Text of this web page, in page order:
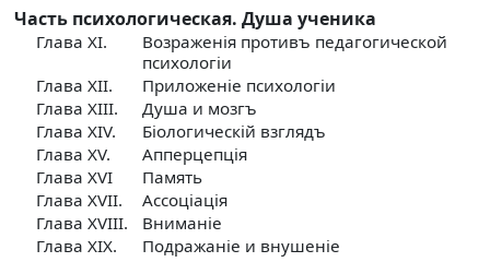
Часть психологическая. Душа ученика
Глава XI.
Возраженiя противъ педагогической
психологiи
Глава XII.
Приложенiе психологiи
Глава XIII.
Душа и мозгъ
Глава XIV.
Бiологическiй взглядъ
Глава XV.
Апперцепцiя
Глава XVI
Память
Глава XVII.
Ассоцiацiя
Глава XVIII.
Вниманiе
Глава XIX.
Подражанiе и внушенiе